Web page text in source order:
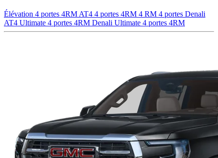
Élévation 4 portes 4RM AT4 4 portes 4RM 4 RM 4 portes Denali
AT4 Ultimate 4 portes 4RM Denali Ultimate 4 portes 4RM